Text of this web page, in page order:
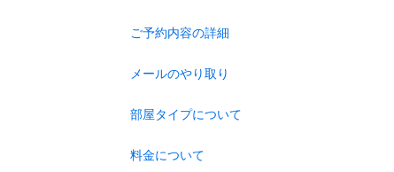
ご予約内容の詳細
メールのやり取り
部屋タイプについて
料金について